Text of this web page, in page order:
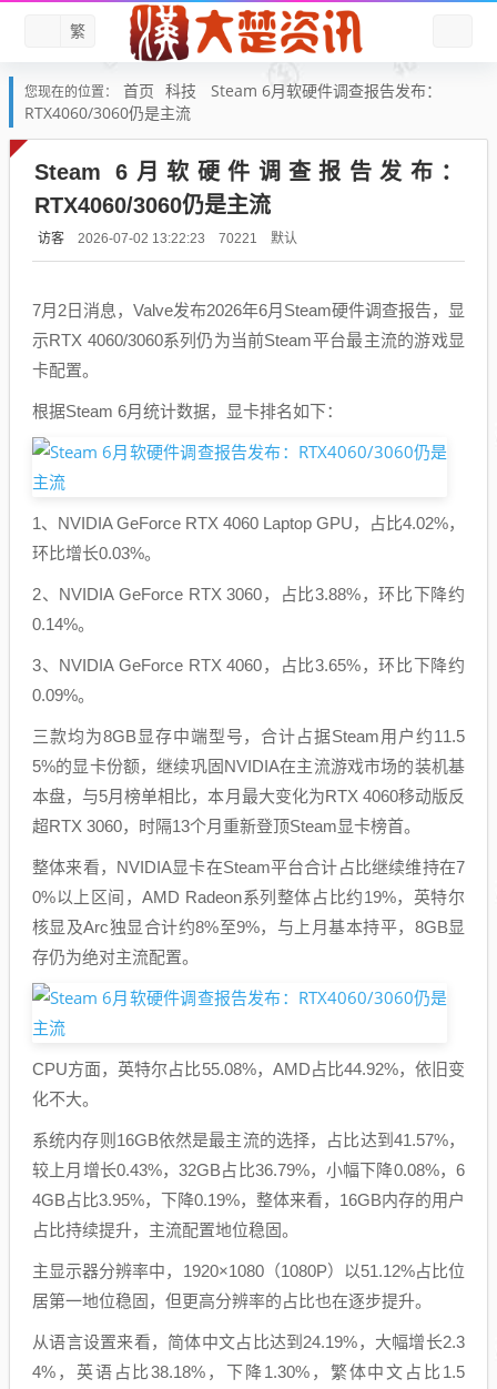
繁
您现在的位置： 首页 科技
Steam 6月软硬件调查报告发布：
RTX4060/3060仍是主流
Steam 6月软硬件调查报告发布：
RTX4060/3060仍是主流
访客 2026-07-02 13:22:23 70221 默认
7月2日消息，Valve发布2026年6月Steam硬件调查报告，显
示RTX 4060/3060系列仍为当前Steam平台最主流的游戏显
卡配置。
根据Steam 6月统计数据，显卡排名如下：
1、NVIDIA GeForce RTX 4060 Laptop GPU，占比4.02%，
环比增长0.03%。
2、NVIDIA GeForce RTX 3060，占比3.88%，环比下降约
0.14%。
3、NVIDIA GeForce RTX 4060，占比3.65%，环比下降约
0.09%。
三款均为8GB显存中端型号，合计占据Steam用户约11.5
5%的显卡份额，继续巩固NVIDIA在主流游戏市场的装机基
本盘，与5月榜单相比，本月最大变化为RTX 4060移动版反
超RTX 3060，时隔13个月重新登顶Steam显卡榜首。
整体来看，NVIDIA显卡在Steam平台合计占比继续维持在7
0%以上区间，AMD Radeon系列整体占比约19%，英特尔
核显及Arc独显合计约8%至9%，与上月基本持平，8GB显
存仍为绝对主流配置。
CPU方面，英特尔占比55.08%，AMD占比44.92%，依旧变
化不大。
系统内存则16GB依然是最主流的选择，占比达到41.57%，
较上月增长0.43%，32GB占比36.79%，小幅下降0.08%，6
4GB占比3.95%，下降0.19%，整体来看，16GB内存的用户
占比持续提升，主流配置地位稳固。
主显示器分辨率中，1920×1080（1080P）以51.12%占比位
居第一地位稳固，但更高分辨率的占比也在逐步提升。
从语言设置来看，简体中文占比达到24.19%，大幅增长2.3
4%，英语占比38.18%，下降1.30%，繁体中文占比1.5